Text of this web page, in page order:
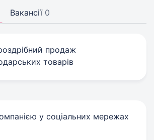
Вакансії 0
продаж
товарів
у соціальних мережах